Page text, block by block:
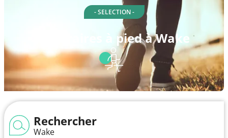
- SELECTION -
Itinéraires à pied à Wake
Rechercher
Wake